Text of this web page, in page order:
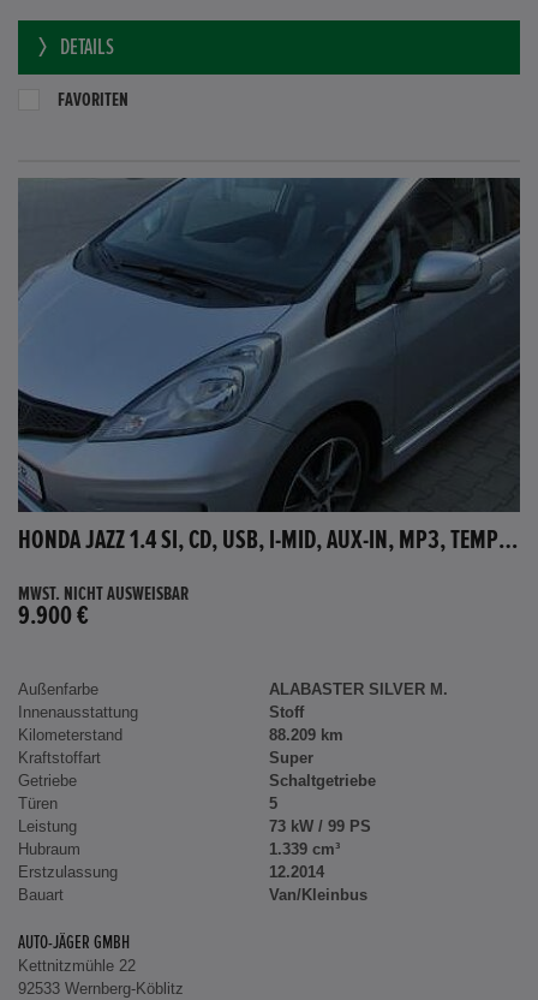
DETAILS
FAVORITEN
HONDA JAZZ 1.4 SI, CD, USB, I-MID, AUX-IN, MP3, TEMPOMAT
MWST. NICHT AUSWEISBAR
9.900 €
Außenfarbe
ALABASTER SILVER M.
Innenausstattung
Stoff
Kilometerstand
88.209 km
Kraftstoffart
Super
Getriebe
Schaltgetriebe
Türen
5
Leistung
73 kW / 99 PS
Hubraum
1.339 cm³
Erstzulassung
12.2014
Bauart
Van/Kleinbus
AUTO-JÄGER GMBH
Kettnitzmühle 22
92533 Wernberg-Köblitz